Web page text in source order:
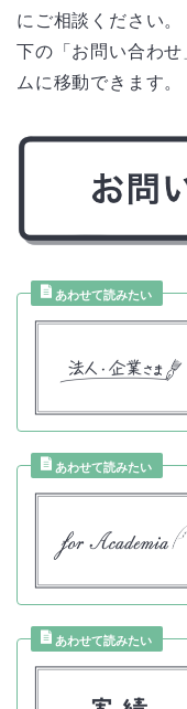
にご相談ください。
下の「お問い合わ
ムに移動できます。